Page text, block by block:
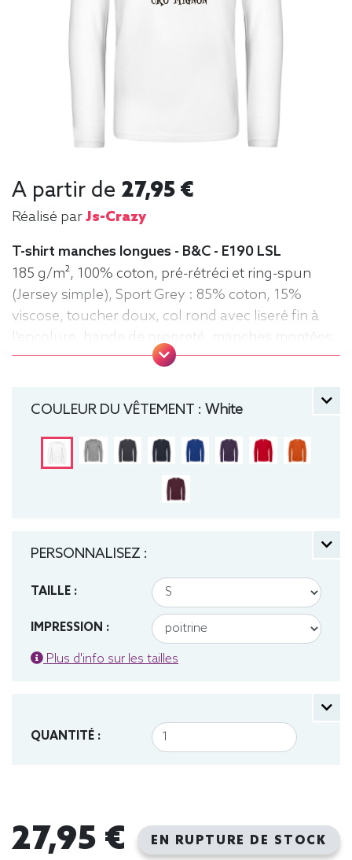
A partir de 27,95 €
Réalisé parJs-Crazy
T-shirt manches longues - B&C - E190 LSL
185 g/m², 100% coton, pré-rétréci et ring-spun
(Jersey simple), Sport Grey : 85% coton, 15%
viscose, toucher doux, col rond avec liseré fin à
l'encolure, bande de propreté, manches montées,
confection tubulaire, coupe droite
COULEUR DU VÊTEMENT : White
PERSONNALISEZ :
TAILLE :
IMPRESSION :
Plus d'info sur les tailles
QUANTITÉ :
27,95 € EN RUPTURE DE STOCK